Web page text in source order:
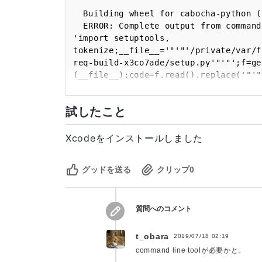
'import setuptools,
tokenize;__file__='"'"'/private/var/
req-build-x3co7ade/
tag cp36:
  ERROR: running bdist_wheel
  running build
  creating build/lib.macosx-10.7-x86_64-3.6
  copying CaboCha.py -> build/lib.macosx-10.7-x86_64-3.6
Wall -Wstrict-prototypes -I/Users/
試したこと
Xcodeをインストールしました
グッドを送る クリップ0
質問へのコメント
t_obara 2019/07/18 02:19
command line toolが必要かと。